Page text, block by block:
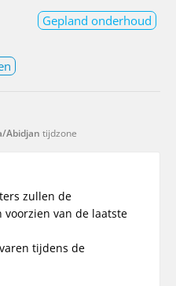
Gepland onderhoud
Abidjan tijdzone
zullen de
van de laatste
tijdens de